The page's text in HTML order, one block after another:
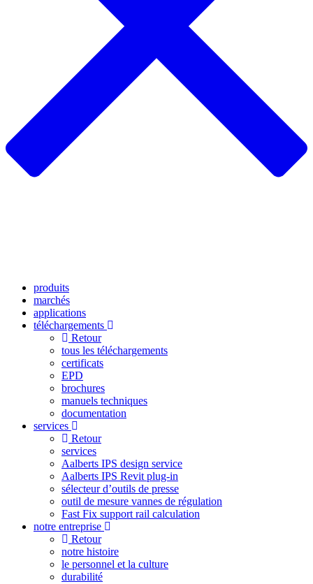
produits
marchés
applications
téléchargements
Retour
tous les téléchargements
certificats
EPD
brochures
manuels techniques
documentation
services
Retour
services
Aalberts IPS design service
Aalberts IPS Revit plug-in
sélecteur d’outils de presse
outil de mesure vannes de régulation
Fast Fix support rail calculation
notre entreprise
Retour
notre histoire
le personnel et la culture
durabilité